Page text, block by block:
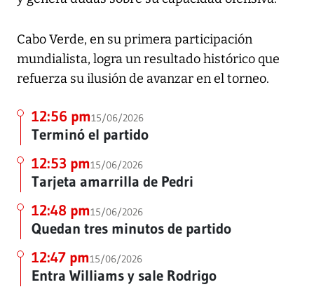
Cabo Verde, en su primera participación
mundialista, logra un resultado histórico que
refuerza su ilusión de avanzar en el torneo.
12:56 pm15/06/2026
Terminó el partido
12:53 pm15/06/2026
Tarjeta amarrilla de Pedri
12:48 pm15/06/2026
Quedan tres minutos de partido
12:47 pm15/06/2026
Entra Williams y sale Rodrigo